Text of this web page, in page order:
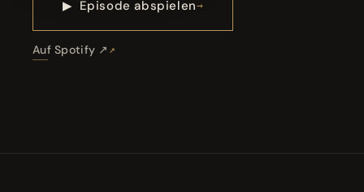
▶ Episode abspielen
Auf Spotify ↗